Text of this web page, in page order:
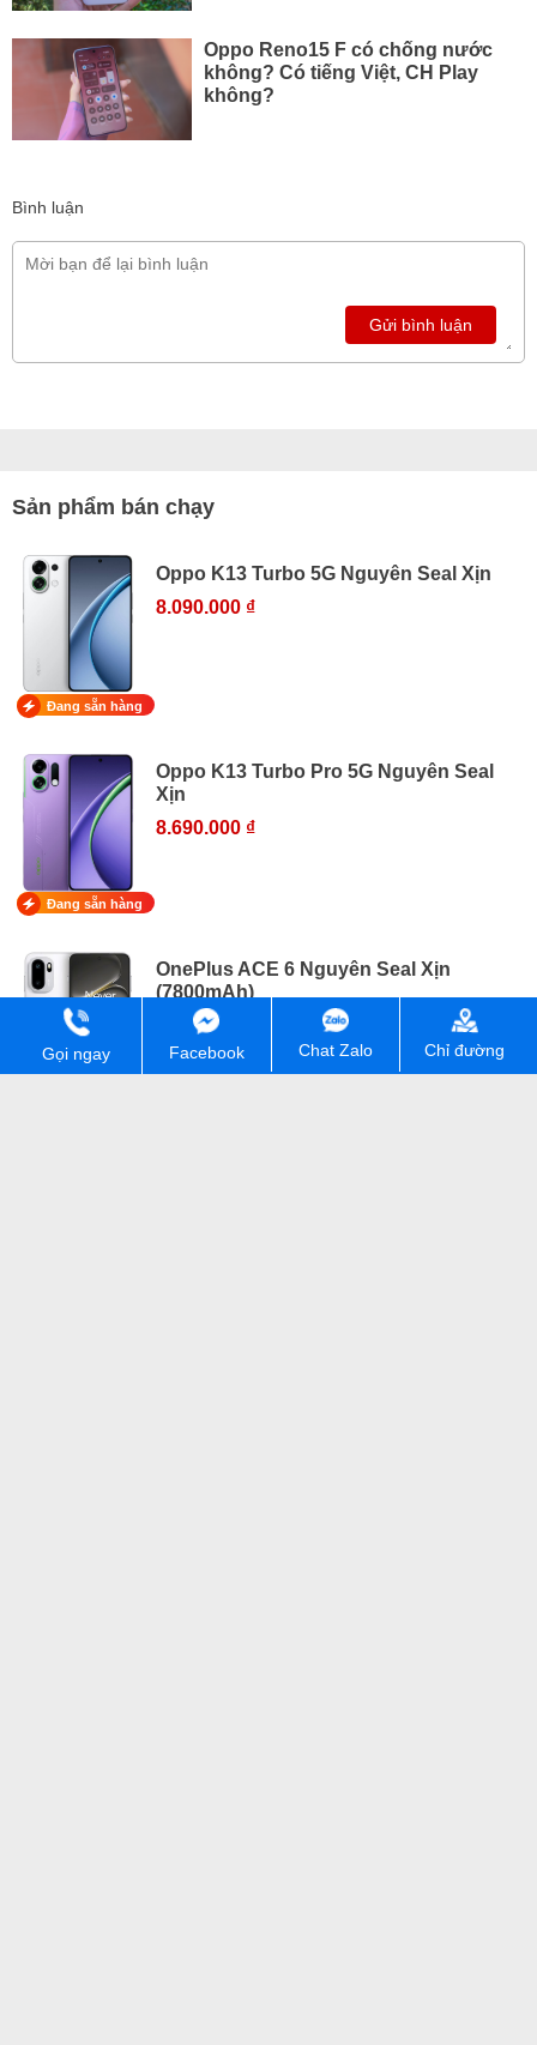
Oppo Reno15 F có chống nước
không? Có tiếng Việt, CH Play
không?
Bình luận
Gửi bình luận
Sản phẩm bán chạy
Oppo K13 Turbo 5G Nguyên Seal Xịn
8.090.000 ₫
Đang sẵn hàng
Oppo K13 Turbo Pro 5G Nguyên Seal
Xịn
8.690.000 ₫
Đang sẵn hàng
OnePlus ACE 6 Nguyên Seal Xịn
(7800mAh)
12.490.000 ₫
Gọi ngay Facebook Chat Zalo Chỉ đường